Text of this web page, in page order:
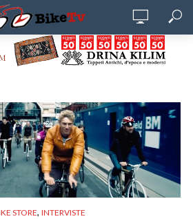
STORE, INTERVISTE